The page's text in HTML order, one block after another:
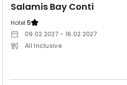
Salamis Bay Conti
Hotel:5
09.02.2027 - 16.02.2027
All Inclusive